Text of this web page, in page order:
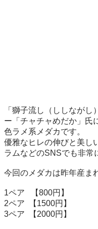
「獅子流し（ししなが
ー「チャチャめだか」氏
色ラメ系メダカです。
優雅なヒレの伸びと美し
ラムなどのSNSでも非常
今回のメダカは昨年産ま
1ペア   【800円】
2ペア  【1500円】
3ペア  【2000円】